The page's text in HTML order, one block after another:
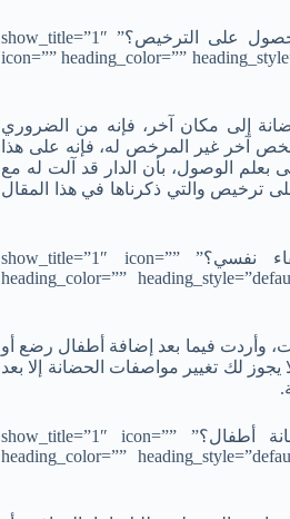
[/bs-text][bs-text title=”هل يمكنني تغيير موقع الحضانة من نفسي بعد الحصول على الترخيص؟” show_title=”1″
icon=”” heading_color=””
إلى مكان آخر، فإنه من الضروري
آخر غير المرخص له، فإنه على هذا
في مدينته خلال 90 يومًا بخطاب موصى بعلم الوصول، بأن الدار قد آلت له مع
ترخيص والتي ذكرناها في هذا المقال
[/bs-text][bs-text title=”هل يمكنني تغيير مواصفات الحضانة من تلقاء نفسي؟” show_title=”1″ icon=””
heading_color=””
على ترخيص بإنشاء حضانة أطفال من عمر 2 إلى 4 سنوات، وأردت فيما بعد إضافة أطفال رضع أو
للمادة رقم 33 من نفس القانون، لا يجوز لك تغيير مواصفات الحضانة إلا بعد
[/bs-text][bs-text title=”كم الوقت المتوقع للحصول على ترخيص حضانة أطفال؟” show_title=”1″ icon=””
heading_color=””